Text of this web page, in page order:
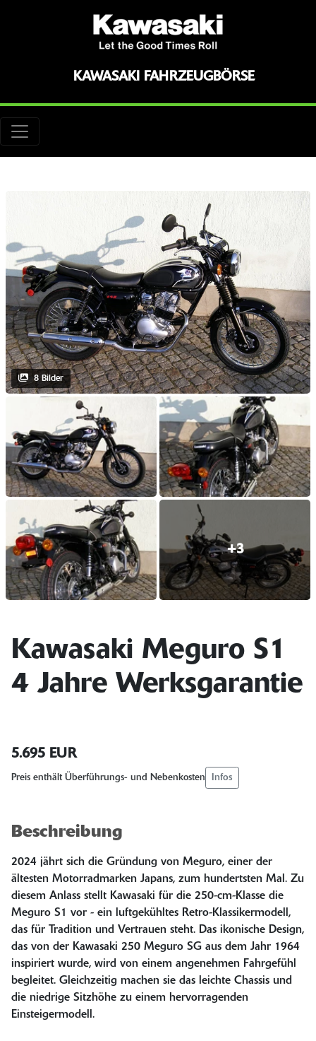
KAWASAKI FAHRZEUGBÖRSE
8 Bilder
+3
Kawasaki Meguro S1
4 Jahre Werksgarantie
5.695 EUR
Preis enthält Überführungs- und Nebenkosten Infos
Beschreibung
2024 jährt sich die Gründung von Meguro, einer der
ältesten Motorradmarken Japans, zum hundertsten Mal. Zu
diesem Anlass stellt Kawasaki für die 250-cm-Klasse die
Meguro S1 vor - ein luftgekühltes Retro-Klassikermodell,
das für Tradition und Vertrauen steht. Das ikonische Design,
das von der Kawasaki 250 Meguro SG aus dem Jahr 1964
inspiriert wurde, wird von einem angenehmen Fahrgefühl
begleitet. Gleichzeitig machen sie das leichte Chassis und
die niedrige Sitzhöhe zu einem hervorragenden
Einsteigermodell.